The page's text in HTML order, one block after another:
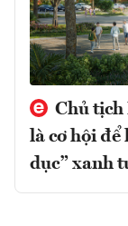
Chủ tịch
là cơ hội để
dục” xanh